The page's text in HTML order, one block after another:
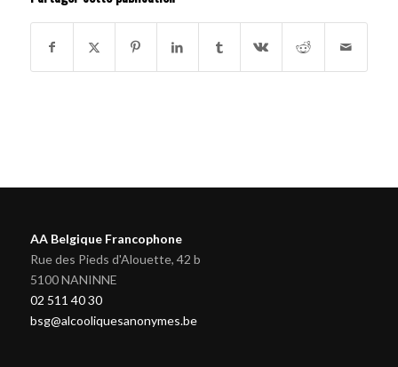
AA Belgique Francophone
Rue des Pieds d'Alouette, 42 b
5100 NANINNE
02 511 40 30
bsg@alcooliquesanonymes.be